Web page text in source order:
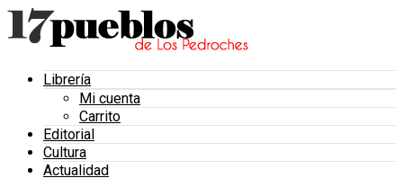
Librería
Mi cuenta
Carrito
Editorial
Cultura
Actualidad